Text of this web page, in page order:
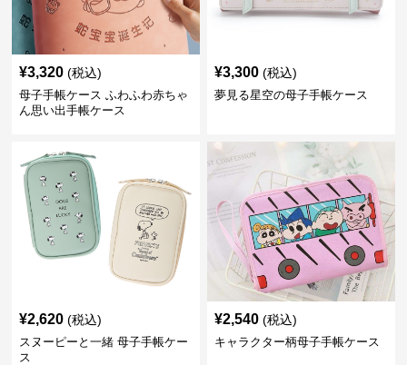
¥3,320 (税込)
母子手帳ケース ふわふわ赤ちゃ
ん思い出手帳ケース
¥3,300 (税込)
夢見る星空の母子手帳ケース
¥2,620 (税込)
スヌーピーと一緒 母子手帳ケー
ス
¥2,540 (税込)
キャラクター柄母子手帳ケース